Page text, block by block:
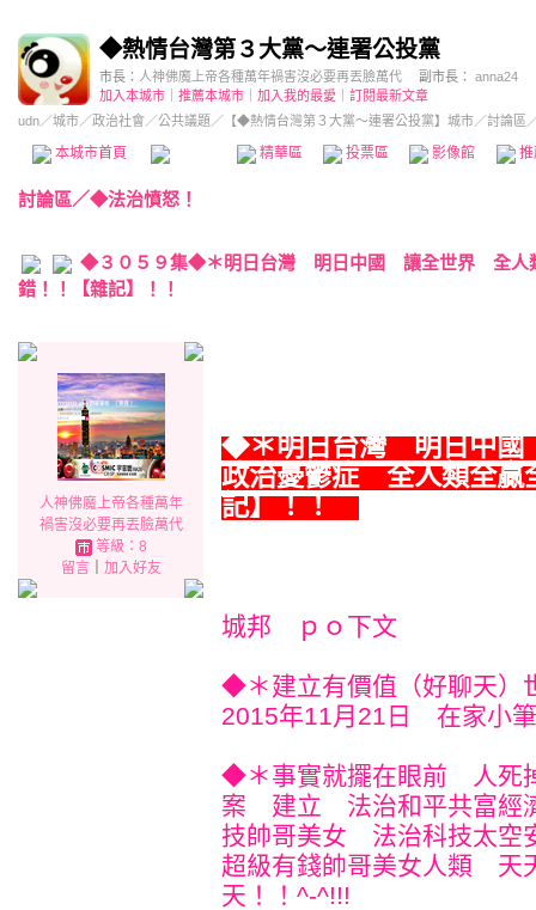
◆熱情台灣第３大黨～連署公投黨
市長： 人神佛魔上帝各種萬年禍害沒必要再丟臉萬代 副市長：
anna24
加入本城市
推薦本城市 加入我的最愛
訂閱最新文章
udn／城市／政治社會 ／公共議題 ／ 【◆熱情台灣第３大黨～連署公投黨】城市／討論區
本城市首頁 精華區 投票區 影像館
討論區／◆法治憤怒！
◆３０５９集◆＊明日台灣 明日中國 讓全世界 全人
錯！！【雜記】！！
人神佛魔上帝各種萬年
禍害沒必要再丟臉萬代
等級：8
留言｜ 加入好友
◆＊明日台灣 明日中
政治憂鬱症 全人類全贏
記】！！
城邦 ｐｏ下文
◆＊建立有價值（好聊天）
2015年11月21日 在家小
◆＊事實就擺在眼前 人死
案 建立 法治和平共富經
技帥哥美女 法治科技太
超級有錢帥哥美女人類 天
天！！^-^!!!